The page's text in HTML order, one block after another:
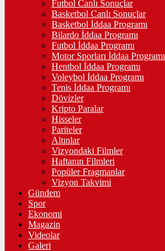
Futbol Canlı Sonuçlar
Basketbol Canlı Sonuçlar
Basketbol İddaa Programı
Bilardo İddaa Programı
Futbol İddaa Programı
Motor Sporları İddaa Programı
Hentbol İddaa Programı
Voleybol İddaa Programı
Tenis İddaa Programı
Dövizler
Kripto Paralar
Hisseler
Pariteler
Altınlar
Vizyondaki Filmler
Haftanın Filmleri
Popüler Fragmanlar
Vizyon Takvimi
Gündem
Spor
Ekonomi
Magazin
Videolar
Galeri